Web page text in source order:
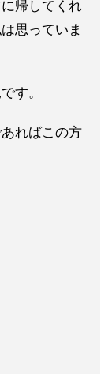
帰してくれ
思っていま
す。
ればこの方